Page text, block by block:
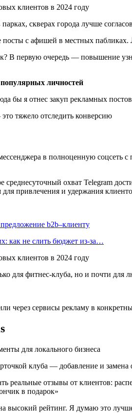
скверах города лучше
с афишей в местных
В первую очередь — повышение
личностей
бы я отнес закуп рекламных
тяжело отследить конверсию
в полноценную соцсеть
среднесуточный охват Telegram
привлечения и удержания
b2b–клиенту
как не слить бюджет из-за…
для фитнес-клуба, но и почти для
через сервисы рекламу в
для локального бизнеса
клуба — добавление и
реальные отзывы от клиентов:
в подарок»
высокий рейтинг. Я думаю это